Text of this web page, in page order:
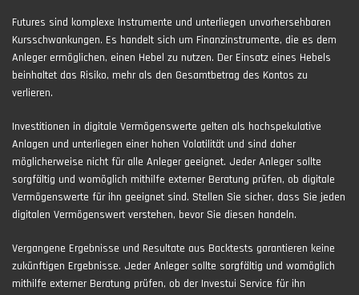
Futures sind komplexe Instrumente und unterliegen unvorhersehbaren
Kursschwankungen. Es handelt sich um Finanzinstrumente, die es dem
Anleger ermöglichen, einen Hebel zu nutzen. Der Einsatz eines Hebels
beinhaltet das Risiko, mehr als den Gesamtbetrag des Kontos zu
verlieren.
Investitionen in digitale Vermögenswerte gelten als hochspekulative
Anlagen und unterliegen einer hohen Volatilität und sind daher
möglicherweise nicht für alle Anleger geeignet. Jeder Anleger sollte
sorgfältig und womöglich mithilfe externer Beratung prüfen, ob digitale
Vermögenswerte für ihn geeignet sind. Stellen Sie sicher, dass Sie jeden
digitalen Vermögenswert verstehen, bevor Sie diesen handeln.
Vergangene Ergebnisse und Resultate aus Backtests garantieren keine
zukünftigen Ergebnisse. Jeder Anleger sollte sorgfältig und womöglich
mithilfe externer Beratung prüfen, ob der Investui Service für ihn